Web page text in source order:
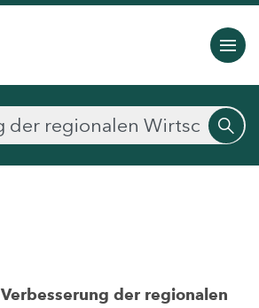
Verbesserung der regionalen